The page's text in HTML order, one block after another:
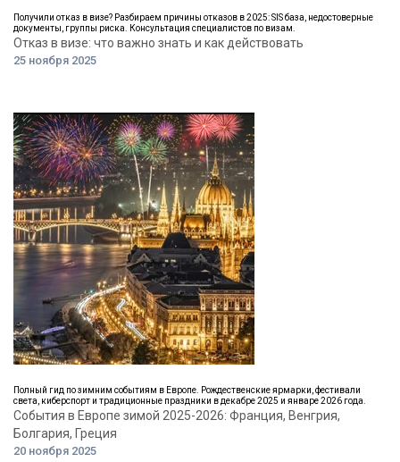
Получили отказ в визе? Разбираем причины отказов в 2025: SIS база, недостоверные
документы, группы риска. Консультация специалистов по визам.
Отказ в визе: что важно знать и как действовать
25 ноября 2025
Полный гид по зимним событиям в Европе. Рождественские ярмарки, фестивали
света, киберспорт и традиционные праздники в декабре 2025 и январе 2026 года.
События в Европе зимой 2025-2026: Франция, Венгрия,
Болгария, Греция
20 ноября 2025